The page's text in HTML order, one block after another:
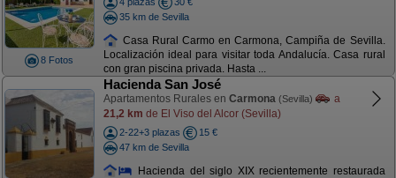
8 Fotos
35 km de Sevilla
Casa Rural Carmo en Carmona, Campiña de Sevilla.
Localización ideal para visitar toda Andalucía. Casa rural
con gran piscina privada. Hasta ...
Hacienda San José
Apartamentos Rurales en Carmona (Sevilla)
a
21,2 km de El Viso del Alcor (Sevilla)
2-22+3 plazas
15 €
47 km de Sevilla
Hacienda del siglo XIX recientemente restaurada